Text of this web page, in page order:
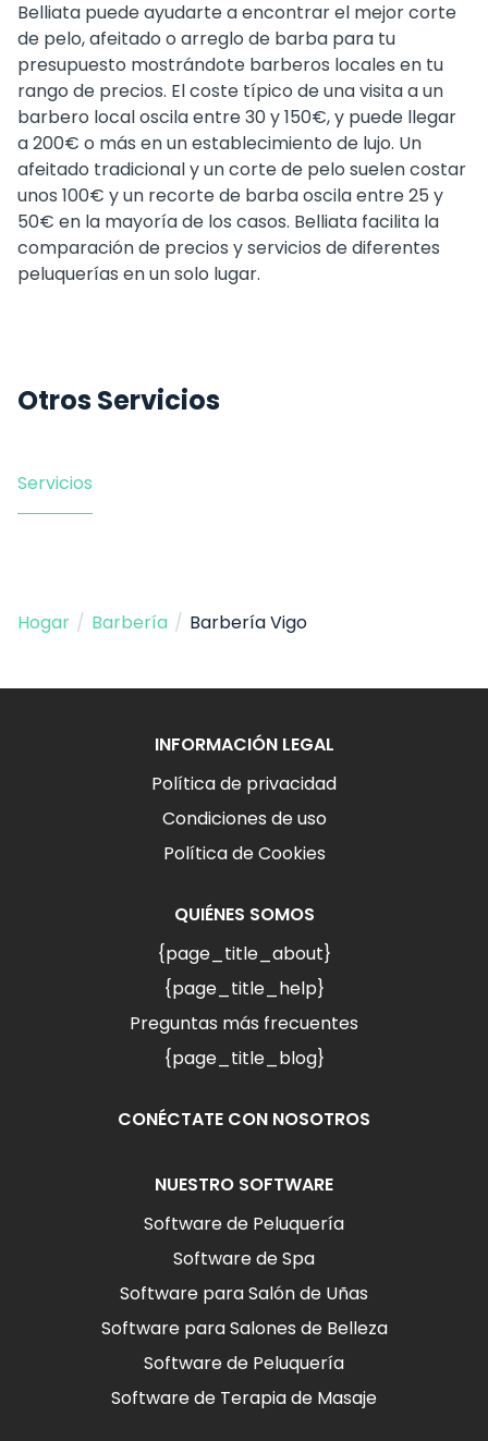
Belliata puede ayudarte a encontrar el mejor corte
de pelo, afeitado o arreglo de barba para tu
presupuesto mostrándote barberos locales en tu
rango de precios. El coste típico de una visita a un
barbero local oscila entre 30 y 150€, y puede llegar
a 200€ o más en un establecimiento de lujo. Un
afeitado tradicional y un corte de pelo suelen costar
unos 100€ y un recorte de barba oscila entre 25 y
50€ en la mayoría de los casos. Belliata facilita la
comparación de precios y servicios de diferentes
peluquerías en un solo lugar.
Otros Servicios
Servicios
Hogar / Barbería / Barbería Vigo
INFORMACIÓN LEGAL
Política de privacidad
Condiciones de uso
Política de Cookies
QUIÉNES SOMOS
{page_title_about}
{page_title_help}
Preguntas más frecuentes
{page_title_blog}
CONÉCTATE CON NOSOTROS
NUESTRO SOFTWARE
Software de Peluquería
Software de Spa
Software para Salón de Uñas
Software para Salones de Belleza
Software de Peluquería
Software de Terapia de Masaje